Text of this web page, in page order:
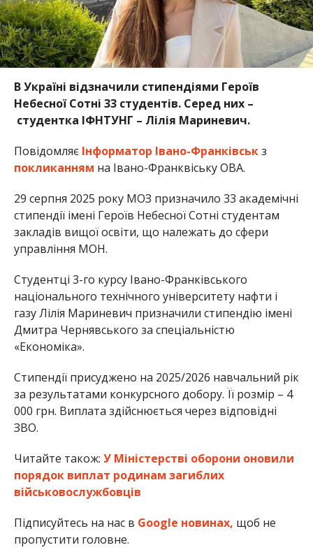
В Україні відзначили стипендіями Героїв
Небесної Сотні 33 студентів. Серед них –
студентка ІФНТУНГ – Лілія Мариневич.
Повідомляє Інформатор Івано-Франківськз
покликанням на Івано-Франквіську ОВА.
29 серпня 2025 року МОЗ призначило 33 академічні
стипендії імені Героїв Небесної Сотні студентам
закладів вищої освіти, що належать до сфери
управління МОН.
Студентці 3-го курсу Івано-Франківського
національного технічного університету нафти і
газу Лілія Мариневич призначили стипендію імені
Дмитра Чернявського за спеціальністю
«Економіка».
Стипендії присуджено на 2025/2026 навчальний рік
за результатами конкурсного добору. Її розмір – 4
000 грн. Виплата здійснюється через відповідні
ЗВО.
Читайте також: У Міністерстві оборони оновили
порядок виплат родинам загиблих
військовослужбовців
Підписуйтесь на нас в Google новинах, щоб не
пропустити головне.